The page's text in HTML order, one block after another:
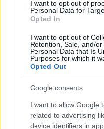
I want to opt-out of
Personal Data for
Opted In
I want to opt-out of
Retention, Sale, and/
Personal Data that Is
Purposes for which it
Opted Out
Google consents
I want to allow Google
related to advertising
device identifiers in
Ακύλας για τη 10η θέση
αδικηθήκαμε, σε καμία